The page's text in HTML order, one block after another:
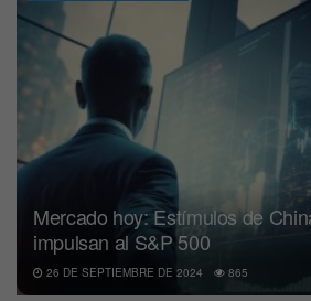
Mercado hoy: Estímulos de
impulsan al S&P 500
26 DE SEPTIEMBRE DE 2024 865